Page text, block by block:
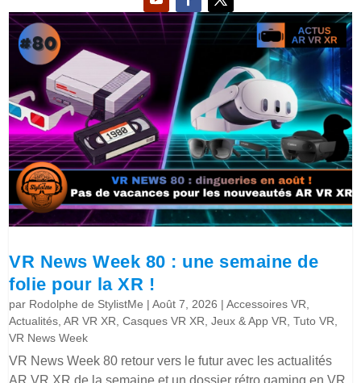
VR News Week 80 : une semaine de
folie pour la XR !
par Rodolphe de StylistMe |Août 7, 2026 |Accessoires VR
Actualités ,AR VR XR ,Casques VR XR ,Jeux & App VR ,Tuto VR
VR News Week
VR News Week 80 retour vers le futur avec les actualités